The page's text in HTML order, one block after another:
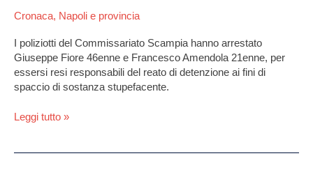
Cronaca, Napoli e provincia
I poliziotti del Commissariato Scampia hanno arrestato
Giuseppe Fiore 46enne e Francesco Amendola 21enne, per
essersi resi responsabili del reato di detenzione ai fini di
spaccio di sostanza stupefacente.
Arrestati
uomini
Leggi tutto »